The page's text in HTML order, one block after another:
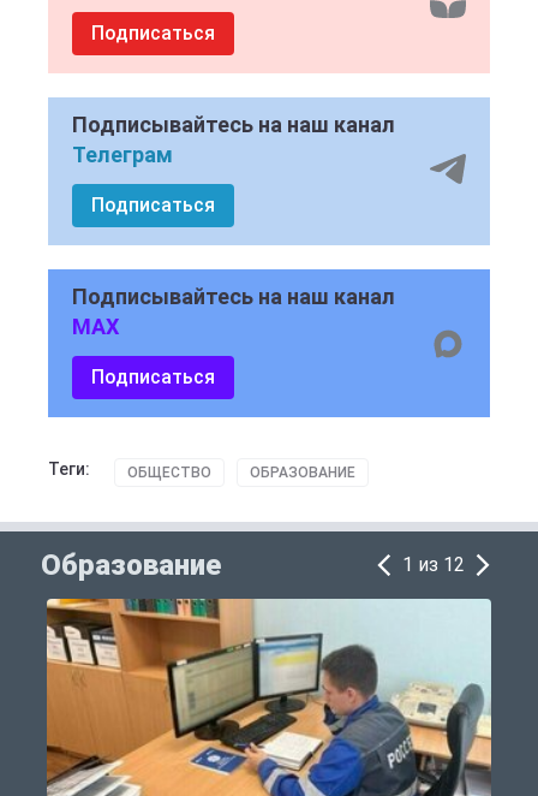
Подписаться
Подписывайтесь на наш канал
Телеграм
Подписаться
Подписывайтесь на наш канал
MAX
Подписаться
Теги: ОБЩЕСТВО ОБРАЗОВАНИЕ
Образование 1 из 12